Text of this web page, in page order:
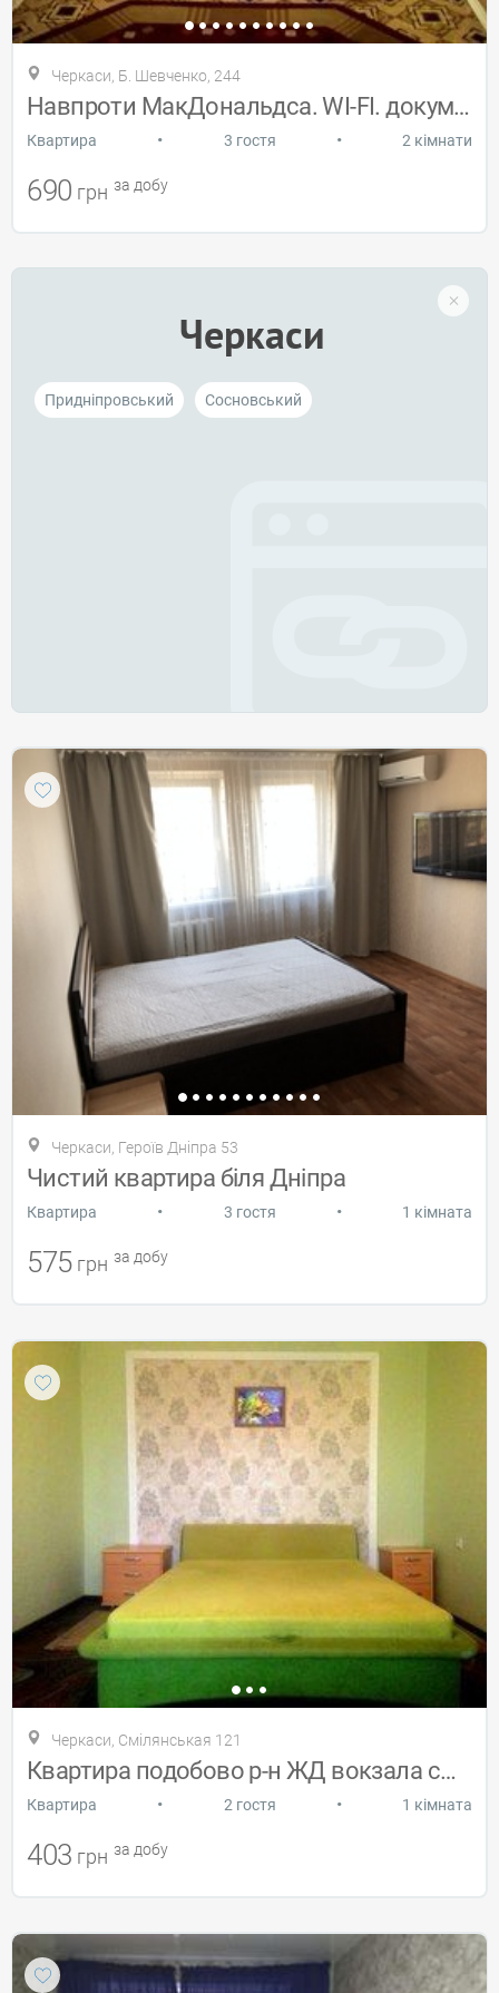
Черкаси, Б. Шевченко, 244
Навпроти МакДональдса. WI-FI. документи
Квартира • 3 гостя • 2 кімнати
690 грн за добу
Черкаси
Придніпровський Сосновський
Черкаси, Героїв Дніпра 53
Чистий квартира біля Дніпра
Квартира • 3 гостя • 1 кімната
575 грн за добу
Черкаси, Смілянськая 121
Квартира подобово р-н ЖД вокзала cWi-Fi
Квартира • 2 гостя • 1 кімната
403 грн за добу